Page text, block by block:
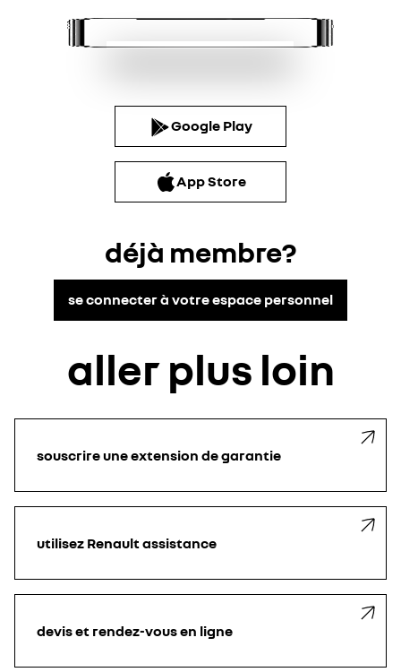
Google Play
App Store
déjà membre?
se connecter à votre espace personnel
aller plus loin
souscrire une extension de garantie
utilisez Renault assistance
devis et rendez-vous en ligne